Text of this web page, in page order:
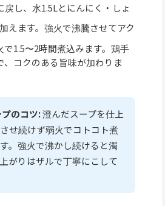
し、水1.5Lとにんにく・しょ
えます。強火で沸騰させてアク
で1.5〜2時間煮込みます。鶏手
、コクのある旨味が加わりま
のコツ:澄んだスープを仕上
せ続けず弱火でコトコト煮
。強火で沸かし続けると濁
がりはザルで丁寧にこして